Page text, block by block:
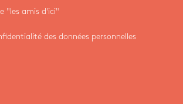
"les amis d'ici"
des données personnelles